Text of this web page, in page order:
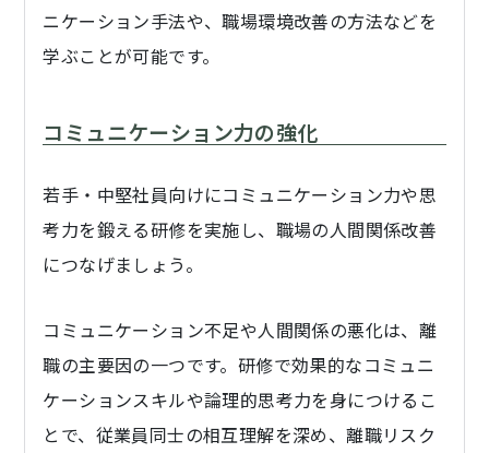
ニケーション手法や、職場環境改善の方法などを
学ぶことが可能です。
コミュニケーション力の強化
若手・中堅社員向けにコミュニケーション力や思
考力を鍛える研修を実施し、職場の人間関係改善
につなげましょう。
コミュニケーション不足や人間関係の悪化は、離
職の主要因の一つです。研修で効果的なコミュニ
ケーションスキルや論理的思考力を身につけるこ
とで、従業員同士の相互理解を深め、離職リスク